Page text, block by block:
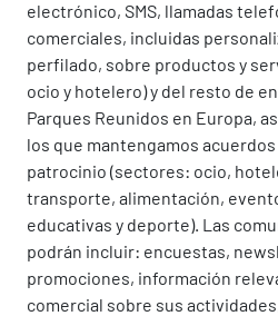
electrónico, SMS, llamadas
comerciales, incluidas
perfilado, sobre productos y
ocio y hotelero) y del resto de
Parques Reunidos en Europa,
los que mantengamos
patrocinio (sectores: ocio,
transporte, alimentación,
educativas y deporte). Las
podrán incluir: encuestas,
promociones, información
comercial sobre sus